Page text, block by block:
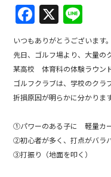
F
a
c
e
b
o
o
k
X
n
e
いつもありがとうございます。
先日、ゴルフ場より、大量の
某高校 体育科の体験ラウン
ゴルフクラブは、学校のクラブ
折損原因が明らかに分かります
①パワーのある子に 軽量カー
②初心者が多く、打点がバラ
③打振り（地面を叩く）